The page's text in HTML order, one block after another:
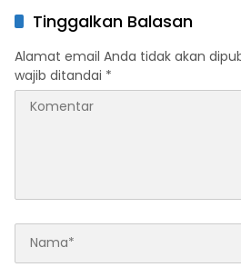
SulbarTinggalkan Balasan
Alamat email Anda tidak akan
wajib ditandai *